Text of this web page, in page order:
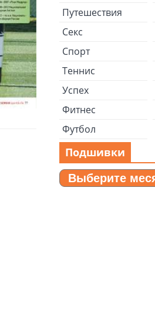
Путешествия
Секс
Спорт
Теннис
Успех
Фитнес
Футбол
Подшивки
Подшивки